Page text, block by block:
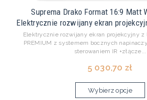
Suprema Drako Format 16:9 Matt
Elektrycznie rozwijany ekran
Elektrycznie rozwijany ekran projekcyjny z
PREMIUM z systemem bocznych
sterowaniem IR +złącze...
5 030,70 zł
Wybierz opcje